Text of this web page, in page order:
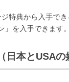
特典から入手で
を入手できます。
本とUSAの